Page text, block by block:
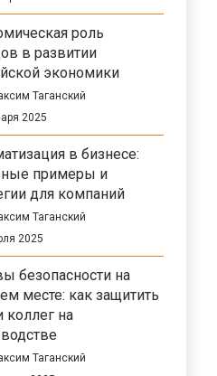
роль
в развитии
экономики
Таганский
2025
в бизнесе:
примеры и
для компаний
Таганский
2025
безопасности на
месте: как защитить
коллег на
Таганский